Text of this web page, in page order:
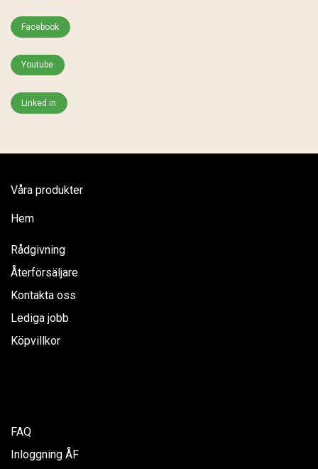
Facebook
Youtube
Linked in
Våra produkter
Hem
Rådgivning
Återförsäljare
Kontakta oss
Lediga jobb
Köpvillkor
FAQ
Inloggning ÅF